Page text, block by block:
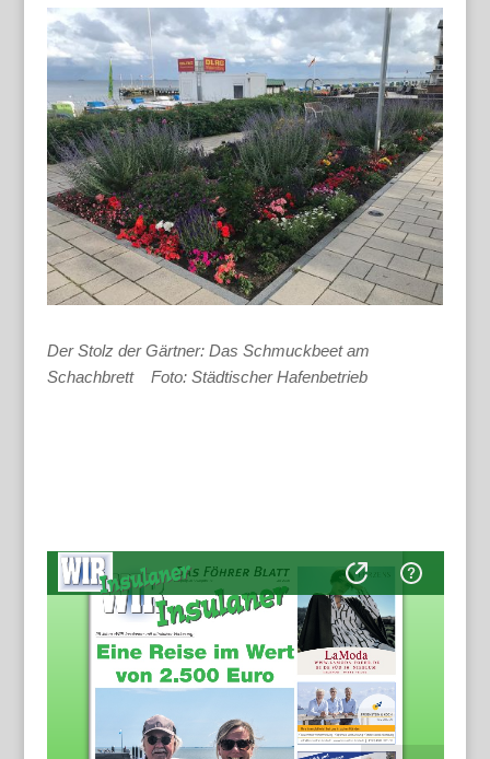
Der Stolz der Gärtner: Das Schmuckbeet am
Schachbrett Foto: Städtischer Hafenbetrieb